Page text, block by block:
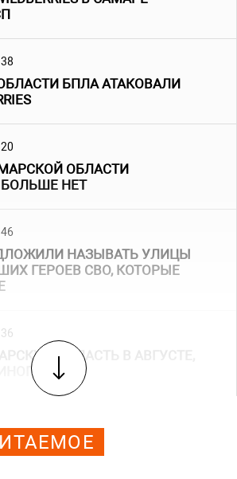
БПЛА АТАКОВАЛИ
ОБЛАСТИ
НЕТ
НАЗЫВАТЬ УЛИЦЫ
ГЕРОЕВ СВО, КОТОРЫЕ
ОБЛАСТЬ В АВГУСТЕ,